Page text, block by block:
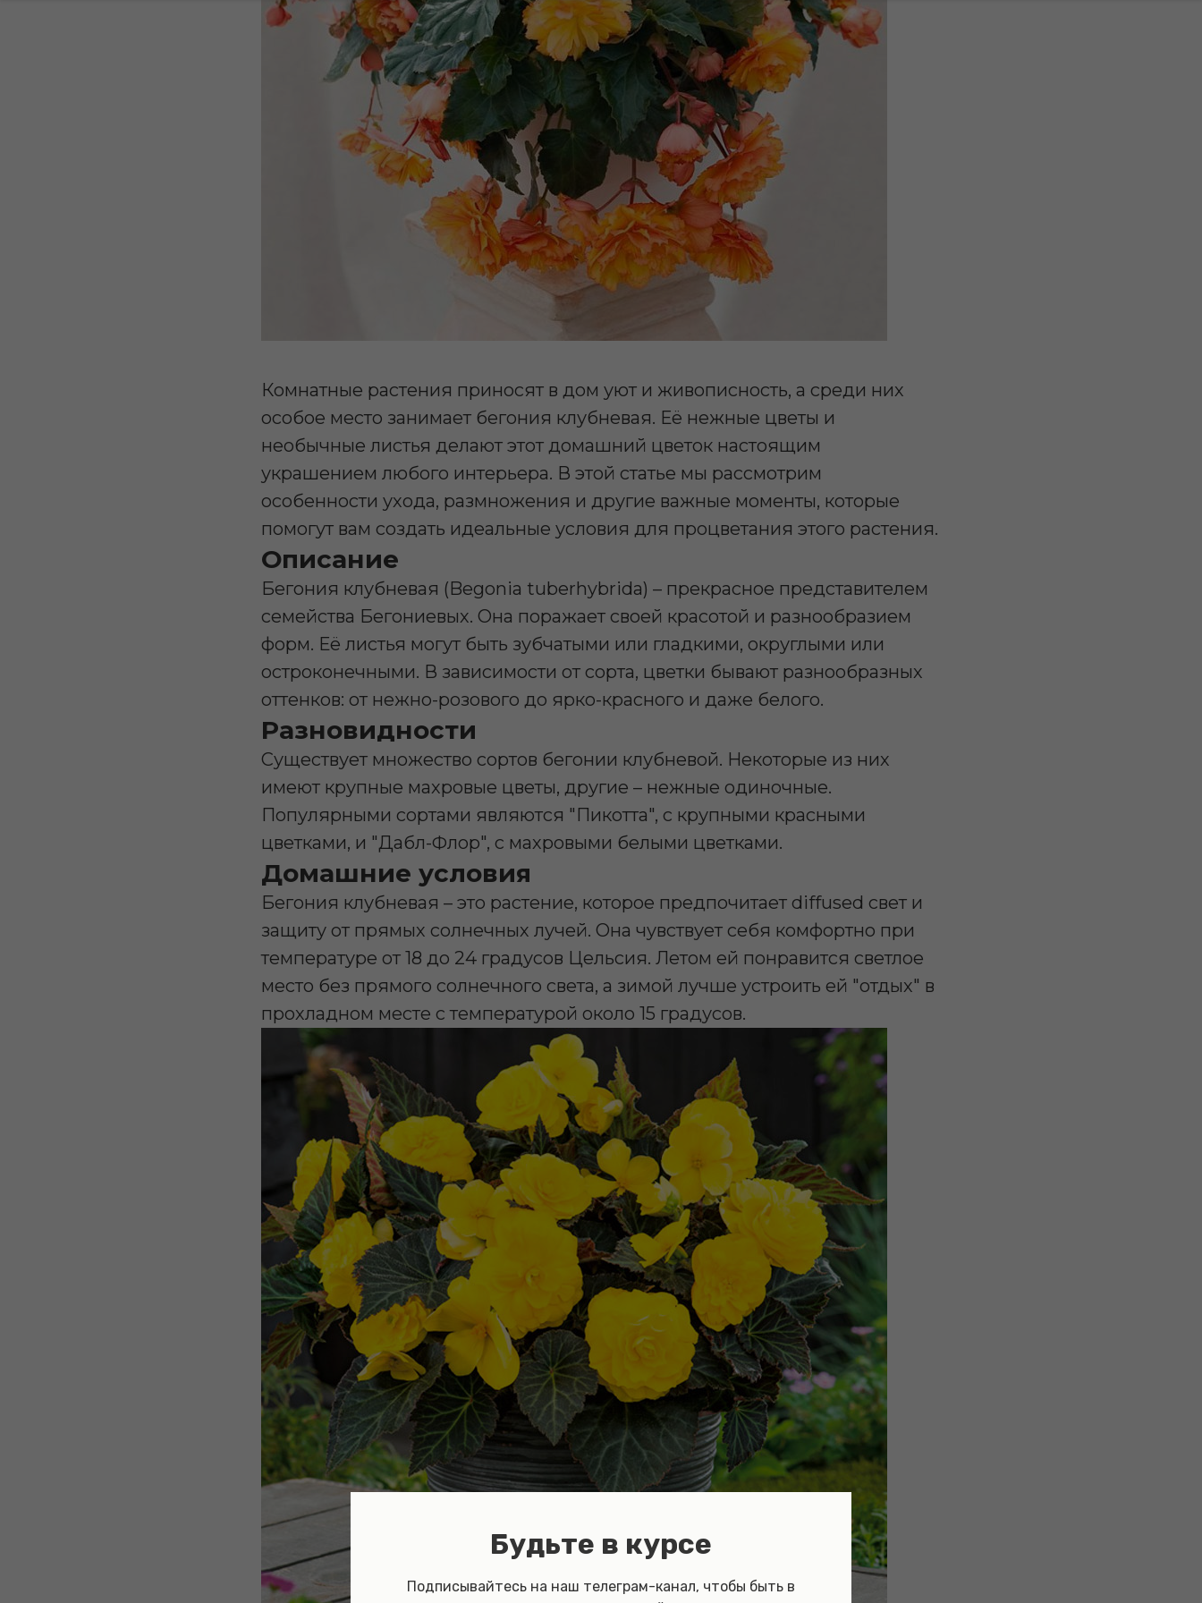
Будьте в курсе
Подписывайтесь на наш телеграм-канал, чтобы быть в
Комнатные растения приносят в дом уют и живописность, а среди них
особое место занимает бегония клубневая. Её нежные цветы и
необычные листья делают этот домашний цветок настоящим
украшением любого интерьера. В этой статье мы рассмотрим
особенности ухода, размножения и другие важные моменты, которые
помогут вам создать идеальные условия для процветания этого растения.
Описание
Бегония клубневая (Begonia tuberhybrida) – прекрасное представителем
семейства Бегониевых. Она поражает своей красотой и разнообразием
форм. Её листья могут быть зубчатыми или гладкими, округлыми или
остроконечными. В зависимости от сорта, цветки бывают разнообразных
оттенков: от нежно-розового до ярко-красного и даже белого.
Разновидности
Существует множество сортов бегонии клубневой. Некоторые из них
имеют крупные махровые цветы, другие – нежные одиночные.
Популярными сортами являются "Пикотта", с крупными красными
цветками, и "Дабл-Флор", с махровыми белыми цветками.
Домашние условия
Бегония клубневая – это растение, которое предпочитает diffused свет и
защиту от прямых солнечных лучей. Она чувствует себя комфортно при
температуре от 18 до 24 градусов Цельсия. Летом ей понравится светлое
место без прямого солнечного света, а зимой лучше устроить ей "отдых" в
прохладном месте с температурой около 15 градусов.